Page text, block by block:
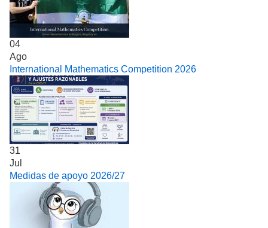
04
Ago
International Mathematics Competition 2026
31
Jul
Medidas de apoyo 2026/27